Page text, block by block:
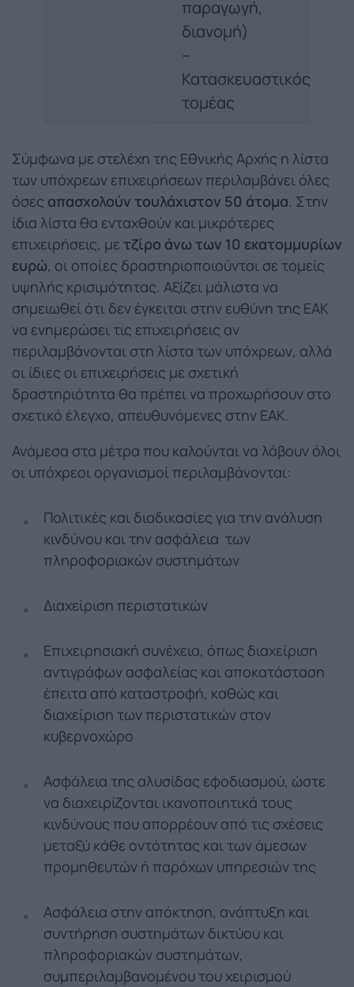
παραγωγή,
διανομή)
–
Κατασκευαστικός
τομέας
Σύμφωνα με στελέχη της Εθνικής Αρχής η λίστα
των υπόχρεων επιχειρήσεων περιλαμβάνει όλες
όσες απασχολούν τουλάχιστον 50 άτομα. Στην
ίδια λίστα θα ενταχθούν και μικρότερες
επιχειρήσεις, με τζίρο άνω των 10 εκατομμυρίων
ευρώ, οι οποίες δραστηριοποιούνται σε τομείς
υψηλής κρισιμότητας. Αξίζει μάλιστα να
σημειωθεί ότι δεν έγκειται στην ευθύνη της ΕΑΚ
να ενημερώσει τις επιχειρήσεις αν
περιλαμβάνονται στη λίστα των υπόχρεων, αλλά
οι ίδιες οι επιχειρήσεις με σχετική
δραστηριότητα θα πρέπει να προχωρήσουν στο
σχετικό έλεγχο, απευθυνόμενες στην ΕΑΚ.
Ανάμεσα στα μέτρα που καλούνται να λάβουν όλοι
οι υπόχρεοι οργανισμοί περιλαμβάνονται:
Πολιτικές και διαδικασίες για την ανάλυση
κινδύνου και την ασφάλεια των
πληροφοριακών συστημάτων
Διαχείριση περιστατικών
Επιχειρησιακή συνέχεια, όπως διαχείριση
αντιγράφων ασφαλείας και αποκατάσταση
έπειτα από καταστροφή, καθώς και
διαχείριση των περιστατικών στον
κυβερνοχώρο
Ασφάλεια της αλυσίδας εφοδιασμού, ώστε
να διαχειρίζονται ικανοποιητικά τους
κινδύνους που απορρέουν από τις σχέσεις
μεταξύ κάθε οντότητας και των άμεσων
προμηθευτών ή παρόχων υπηρεσιών της
Ασφάλεια στην απόκτηση, ανάπτυξη και
συντήρηση συστημάτων δικτύου και
πληροφοριακών συστημάτων,
συμπεριλαμβανομένου του χειρισμού